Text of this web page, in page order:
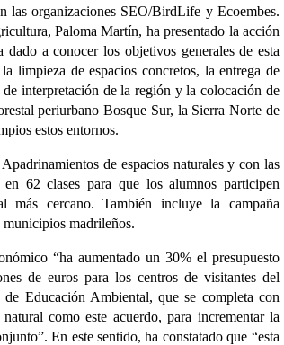
las organizaciones SEO/BirdLife y Ecoembes.
Paloma Martín, ha presentado la acción
a conocer los objetivos generales de esta
limpieza de espacios concretos, la entrega de
interpretación de la región y la colocación de
periurbano Bosque Sur, la Sierra Norte de
estos entornos.
de espacios naturales y con las
62 clases para que los alumnos participen
más cercano. También incluye la campaña
madrileños.
“ha aumentado un 30% el presupuesto
de euros para los centros de visitantes del
Educación Ambiental, que se completa con
como este acuerdo, para incrementar la
En este sentido, ha constatado que “esta